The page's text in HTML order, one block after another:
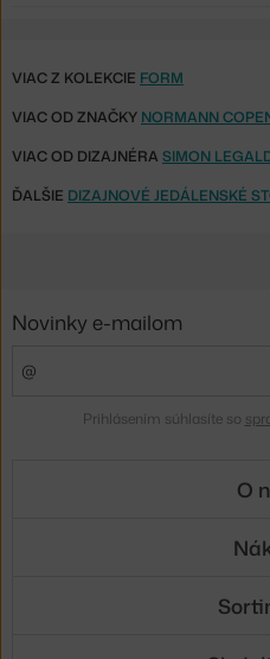
VIAC Z KOLEKCIE FORM
VIAC OD ZNAČKY NORMANN
VIAC OD DIZAJNÉRA SIMON
ĎALŠIE DIZAJNOVÉ JEDÁLENSKÉ
Novinky e-mailom
Prihlásením súhlasíte so
O